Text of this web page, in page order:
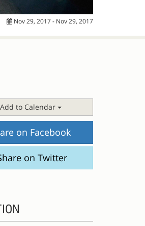
Nov 29, 2017 - Nov 29, 2017
to Calendar
on Facebook
on Twitter